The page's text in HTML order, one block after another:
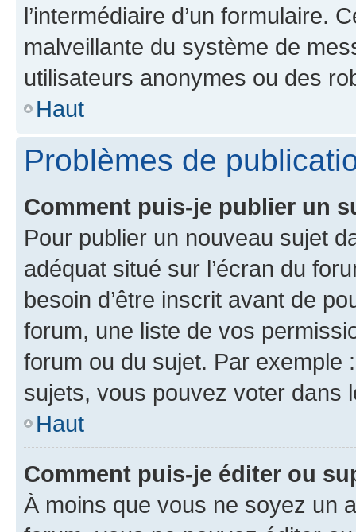
l’intermédiaire d’un formulaire.
malveillante du système de
utilisateurs anonymes ou des
Haut
Problèmes de
Comment puis-je publier un
Pour publier un nouveau sujet
adéquat situé sur l’écran du
besoin d’être inscrit avant de
forum, une liste de vos
forum ou du sujet. Par exemple
sujets, vous pouvez voter dans
Haut
Comment puis-je éditer ou
À moins que vous ne soyez un